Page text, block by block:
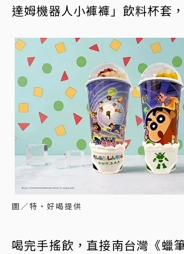
達姆機器人小褲褲」飲料杯套
圖／特‧好喝提供
喝完手搖飲，直接南台灣《蠟